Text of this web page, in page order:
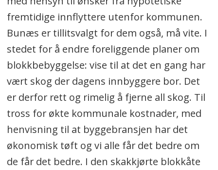
fremtidige innflyttere utenfor kommunen.
Bunæs er tillitsvalgt for dem også, må vite. I
stedet for å endre foreliggende planer om
blokkbebyggelse: vise til at det en gang har
vært skog der dagens innbyggere bor. Det
er derfor rett og rimelig å fjerne all skog. Til
tross for økte kommunale kostnader, med
henvisning til at byggebransjen har det
økonomisk tøft og vi alle får det bedre om
de får det bedre. I den skakkjørte blokkåte